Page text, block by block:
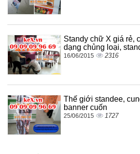
Standy chữ X giá rẻ,
dạng chủng loại,
16/06/2015 2316
Thế giới standee,
banner cuốn
25/06/2015 1727